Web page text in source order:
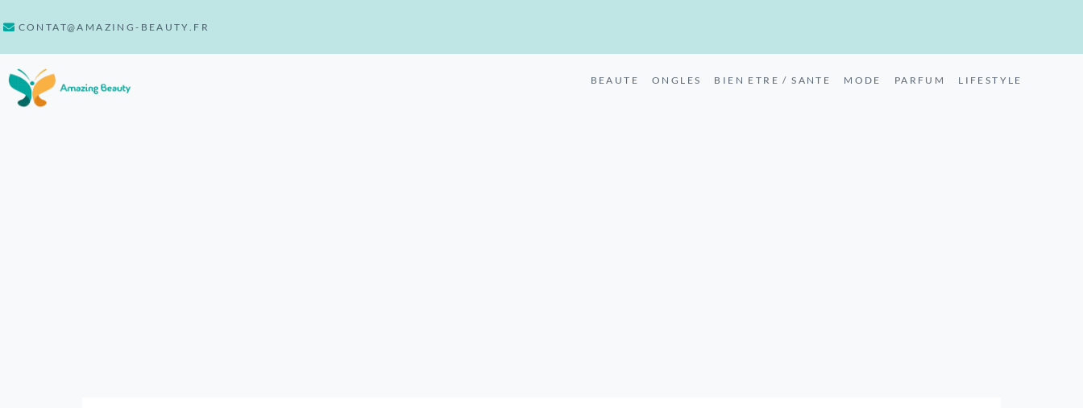
CONTAT@AMAZING-BEAUTY.FR
BEAUTE ONGLES BIEN ETRE / SANTE MODE PARFUM LIFESTYLE